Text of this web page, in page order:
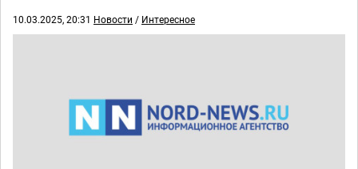
10.03.2025, 20:31 Новости / Интересное